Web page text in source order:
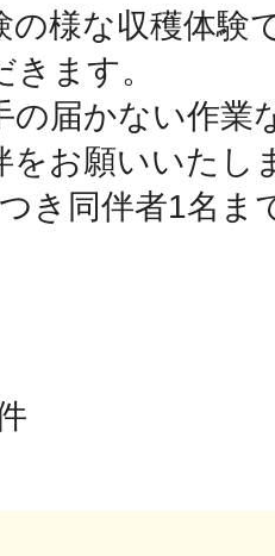
の様な収穫体験
ます。
の届かない作
をお願いいたし
つき同伴者1名
鎌倉